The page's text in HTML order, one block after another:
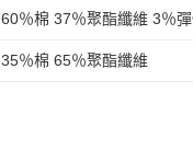
60％棉 37％聚酯纖維 3％
35％棉 65％聚酯纖維